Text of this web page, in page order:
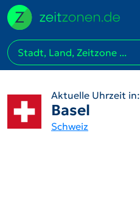
Aktuelle Uhrzeit in:
Basel
Schweiz